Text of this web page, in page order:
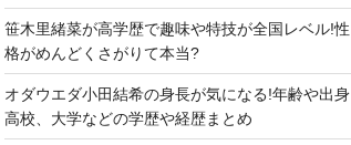
笹木里緒菜が高学歴で趣味や特技が全国レベル!性
格がめんどくさがりて本当?
オダウエダ小田結希の身長が気になる!年齢や出身
高校、大学などの学歴や経歴まとめ